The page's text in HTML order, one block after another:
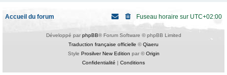
Accueil du forum Fuseau horaire sur UTC+02:00
Développé par phpBB® Forum Software © phpBB Limited
Traduction française officielle ©Qiaeru
Style Prosilver New Edition par ©Origin
Confidentialité | Conditions